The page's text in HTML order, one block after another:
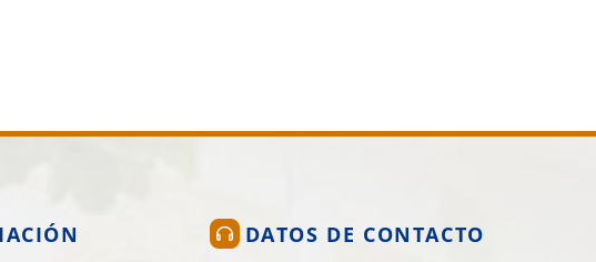
DATOS DE CONTACTO